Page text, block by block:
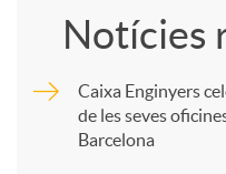
Notícies
Caixa Enginyers
de les seves
Barcelona